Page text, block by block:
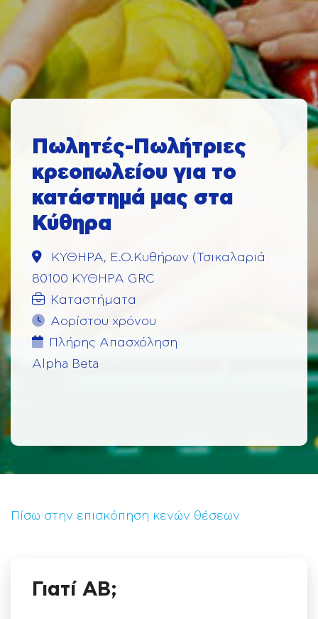
Πωλητές-Πωλήτριες
κρεοπωλείου για το
κατάστημά μας στα
Κύθηρα
ΚΥΘΗΡΑ, Ε.Ο.Κυθήρων (Τσικαλαριά
80100 ΚΥΘΗΡΑ GRC
Καταστήματα
Αορίστου χρόνου
Πλήρης Aπασχόληση
Alpha Beta
Πίσω στην επισκόπηση κενών θέσεων
Γιατί ΑΒ;